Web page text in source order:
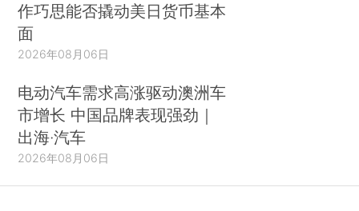
作巧思能否撬动美日货币基本
面
2026年08月06日
电动汽车需求高涨驱动澳洲车
市增长 中国品牌表现强劲｜
出海·汽车
2026年08月06日